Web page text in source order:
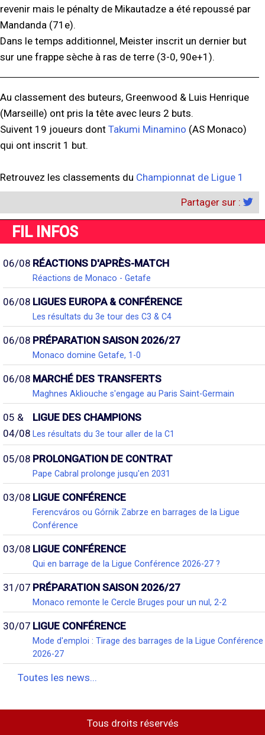
revenir mais le pénalty de Mikautadze a été repoussé par
Mandanda (71e).
Dans le temps additionnel, Meister inscrit un dernier but
sur une frappe sèche à ras de terre (3-0, 90e+1).
Au classement des buteurs, Greenwood & Luis Henrique
(Marseille) ont pris la tête avec leurs 2 buts.
Suivent 19 joueurs dont Takumi Minamino (AS Monaco)
qui ont inscrit 1 but.
Retrouvez les classements du Championnat de Ligue 1
Partager sur :
FIL INFOS
06/08 RÉACTIONS D'APRÈS-MATCH
Réactions de Monaco - Getafe
06/08 LIGUES EUROPA & CONFÉRENCE
Les résultats du 3e tour des C3 & C4
06/08 PRÉPARATION SAISON 2026/27
Monaco domine Getafe, 1-0
06/08 MARCHÉ DES TRANSFERTS
Maghnes Akliouche s'engage au Paris Saint-Germain
05 &
04/08
LIGUE DES CHAMPIONS
Les résultats du 3e tour aller de la C1
05/08 PROLONGATION DE CONTRAT
Pape Cabral prolonge jusqu'en 2031
03/08 LIGUE CONFÉRENCE
Ferencváros ou Górnik Zabrze en barrages de la Ligue
Conférence
03/08 LIGUE CONFÉRENCE
Qui en barrage de la Ligue Conférence 2026-27 ?
31/07 PRÉPARATION SAISON 2026/27
Monaco remonte le Cercle Bruges pour un nul, 2-2
30/07 LIGUE CONFÉRENCE
Mode d'emploi : Tirage des barrages de la Ligue Conférence
2026-27
Toutes les news...
Tous droits réservés